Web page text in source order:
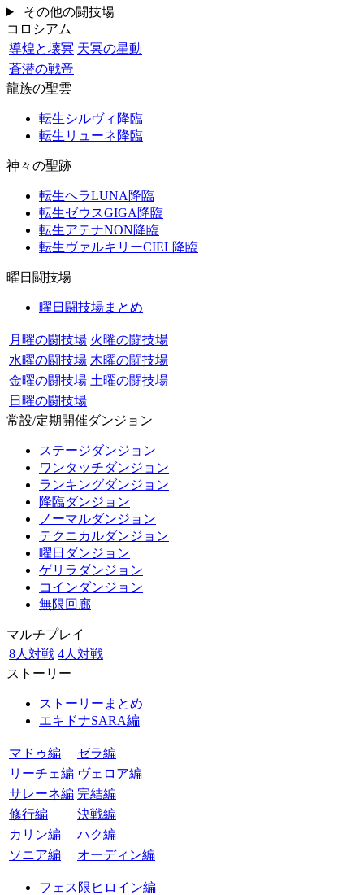
その他の闘技場
コロシアム
導煌と壊冥 天冥の星動
蒼潜の戦帝
龍族の聖雲
転生シルヴィ降臨
転生リューネ降臨
神々の聖跡
転生ヘラLUNA降臨
転生ゼウスGIGA降臨
転生アテナNON降臨
転生ヴァルキリーCIEL降臨
曜日闘技場
曜日闘技場まとめ
月曜の闘技場 火曜の闘技場
水曜の闘技場 木曜の闘技場
金曜の闘技場 土曜の闘技場
日曜の闘技場
常設/定期開催ダンジョン
ステージダンジョン
ワンタッチダンジョン
ランキングダンジョン
降臨ダンジョン
ノーマルダンジョン
テクニカルダンジョン
曜日ダンジョン
ゲリラダンジョン
コインダンジョン
無限回廊
マルチプレイ
8人対戦 4人対戦
ストーリー
ストーリーまとめ
エキドナSARA編
マドゥ編
ゼラ編
リーチェ編 ヴェロア編
サレーネ編 完結編
修行編
決戦編
カリン編
ハク編
ソニア編
オーディン編
フェス限ヒロイン編